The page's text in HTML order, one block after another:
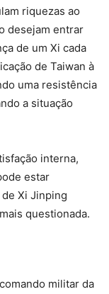
riquezas ao
desejam entrar
de um Xi cada
de Taiwan à
uma resistência
a situação
interna,
estar
Xi Jinping
questionada.
militar da